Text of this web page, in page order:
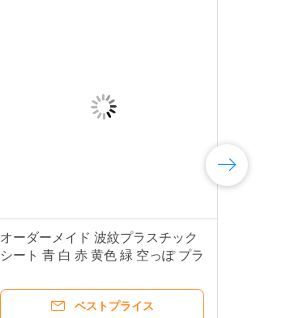
オーダーメイド 波紋プラスチック
シート 青 白 赤 黄色 緑 空っぽ プラ
ベストプライス